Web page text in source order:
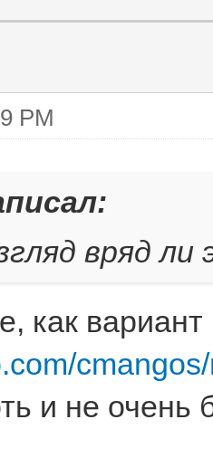
PM
вряд ли
как
и не